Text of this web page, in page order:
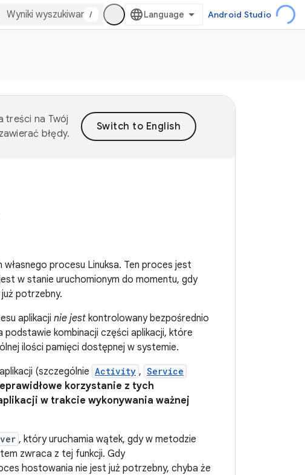
/ Android Studio
treści na Twój
błędy.
procesu Linuksa. Ten proces jest
w stanie uruchomionym do momentu, gdy
potrzebny.
aplikacji nie jest kontrolowany bezpośrednio
kombinacji części aplikacji, które
ilości pamięci dostępnej w systemie.
(szczególnie Activity , Service
korzystanie z tych
w trakcie wykonywania ważnej
, który uruchamia wątek, gdy w metodzie
zwraca z tej funkcji. Gdy
hostowania nie jest już potrzebny, chyba że